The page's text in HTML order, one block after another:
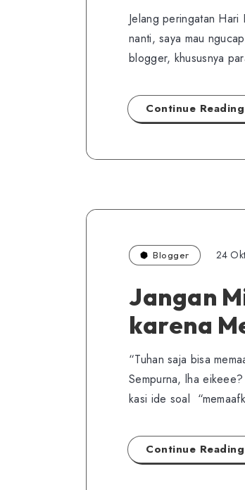
Jelang peringatan
nanti, saya mau
blogger, khususnya
Continue Reading
Blogger 24
Jangan
karena
“Tuhan saja bisa
Sempurna, lha
kasi ide soal
Continue Reading